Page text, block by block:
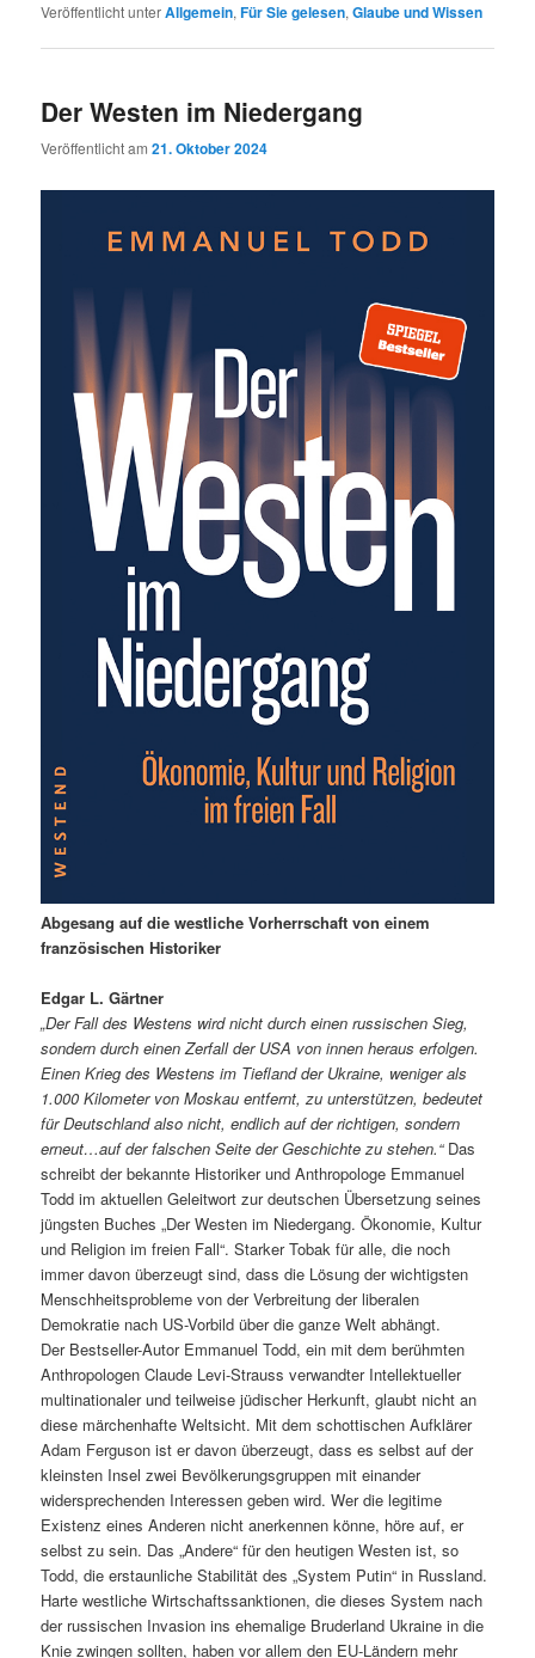
Veröffentlicht unterAllgemein,Für Sie gelesen,Glaube und Wissen
Der Westen im Niedergang
Veröffentlicht am21. Oktober 2024
Abgesang auf die westliche Vorherrschaft von einem
französischen Historiker
Edgar L. Gärtner
„Der Fall des Westens wird nicht durch einen russischen Sieg,
sondern durch einen Zerfall der USA von innen heraus erfolgen.
Einen Krieg des Westens im Tiefland der Ukraine, weniger als
1.000 Kilometer von Moskau entfernt, zu unterstützen, bedeutet
für Deutschland also nicht, endlich auf der richtigen, sondern
erneut…auf der falschen Seite der Geschichte zu stehen.“Das
schreibt der bekannte Historiker und Anthropologe Emmanuel
Todd im aktuellen Geleitwort zur deutschen Übersetzung seines
jüngsten Buches „Der Westen im Niedergang. Ökonomie, Kultur
und Religion im freien Fall“. Starker Tobak für alle, die noch
immer davon überzeugt sind, dass die Lösung der wichtigsten
Menschheitsprobleme von der Verbreitung der liberalen
Demokratie nach US-Vorbild über die ganze Welt abhängt.
Der Bestseller-Autor Emmanuel Todd, ein mit dem berühmten
Anthropologen Claude Levi-Strauss verwandter Intellektueller
multinationaler und teilweise jüdischer Herkunft, glaubt nicht an
diese märchenhafte Weltsicht. Mit dem schottischen Aufklärer
Adam Ferguson ist er davon überzeugt, dass es selbst auf der
kleinsten Insel zwei Bevölkerungsgruppen mit einander
widersprechenden Interessen geben wird. Wer die legitime
Existenz eines Anderen nicht anerkennen könne, höre auf, er
selbst zu sein. Das „Andere“ für den heutigen Westen ist, so
Todd, die erstaunliche Stabilität des „System Putin“ in Russland.
Harte westliche Wirtschaftssanktionen, die dieses System nach
der russischen Invasion ins ehemalige Bruderland Ukraine in die
Knie zwingen sollten, haben vor allem den EU-Ländern mehr